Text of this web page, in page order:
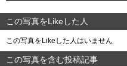
この写真をLikeした人
この写真をLikeした人はいません
この写真を含む投稿記事